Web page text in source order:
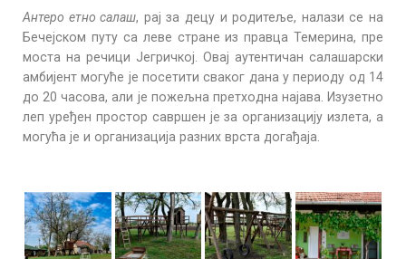
Антеро етно салаш, рај за децу и родитеље, налази се на
Бечејском путу са леве стране из правца Темерина, пре
моста на речици Јегричкој. Овај аутентичан салашарски
амбијент могуће је посетити сваког дана у периоду од 14
до 20 часова, али је пожељна претходна најава. Изузетно
леп уређен простор савршен је за организацију излета, а
могућа је и организација разних врста догађаја.